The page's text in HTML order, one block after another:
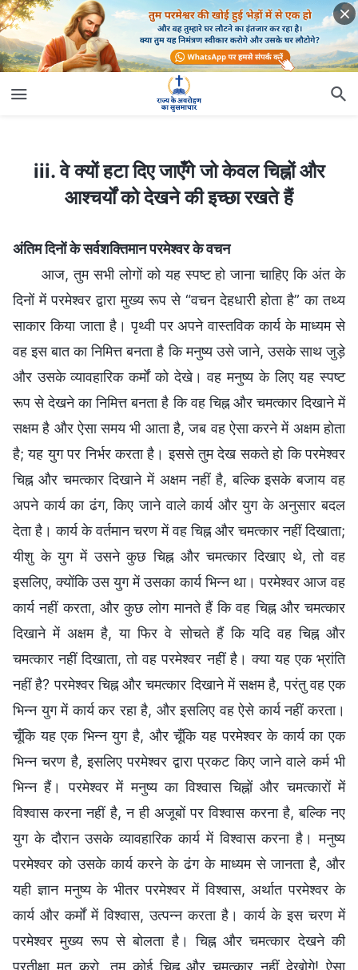
iii. वे क्यों हटा दिए जाएँगे जो केवल चिह्नों और
आश्चर्यों को देखने की इच्छा रखते हैं
अंतिम दिनों के सर्वशक्तिमान परमेश्वर के वचन
आज, तुम सभी लोगों को यह स्पष्ट हो जाना चाहिए कि अंत के
दिनों में परमेश्वर द्वारा मुख्य रूप से “वचन देहधारी होता है” का तथ्य
साकार किया जाता है। पृथ्वी पर अपने वास्तविक कार्य के माध्यम से
वह इस बात का निमित्त बनता है कि मनुष्य उसे जाने, उसके साथ जुड़े
और उसके व्यावहारिक कर्मों को देखे। वह मनुष्य के लिए यह स्पष्ट
रूप से देखने का निमित्त बनता है कि वह चिह्न और चमत्कार दिखाने में
सक्षम है और ऐसा समय भी आता है, जब वह ऐसा करने में अक्षम होता
है; यह युग पर निर्भर करता है। इससे तुम देख सकते हो कि परमेश्वर
चिह्न और चमत्कार दिखाने में अक्षम नहीं है, बल्कि इसके बजाय वह
अपने कार्य का ढंग, किए जाने वाले कार्य और युग के अनुसार बदल
देता है। कार्य के वर्तमान चरण में वह चिह्न और चमत्कार नहीं दिखाता;
यीशु के युग में उसने कुछ चिह्न और चमत्कार दिखाए थे, तो वह
इसलिए, क्योंकि उस युग में उसका कार्य भिन्न था। परमेश्वर आज वह
कार्य नहीं करता, और कुछ लोग मानते हैं कि वह चिह्न और चमत्कार
दिखाने में अक्षम है, या फिर वे सोचते हैं कि यदि वह चिह्न और
चमत्कार नहीं दिखाता, तो वह परमेश्वर नहीं है। क्या यह एक भ्रांति
नहीं है? परमेश्वर चिह्न और चमत्कार दिखाने में सक्षम है, परंतु वह एक
भिन्न युग में कार्य कर रहा है, और इसलिए वह ऐसे कार्य नहीं करता।
चूँकि यह एक भिन्न युग है, और चूँकि यह परमेश्वर के कार्य का एक
भिन्न चरण है, इसलिए परमेश्वर द्वारा प्रकट किए जाने वाले कर्म भी
भिन्न हैं। परमेश्वर में मनुष्य का विश्वास चिह्नों और चमत्कारों में
विश्वास करना नहीं है, न ही अजूबों पर विश्वास करना है, बल्कि नए
युग के दौरान उसके व्यावहारिक कार्य में विश्वास करना है। मनुष्य
परमेश्वर को उसके कार्य करने के ढंग के माध्यम से जानता है, और
यही ज्ञान मनुष्य के भीतर परमेश्वर में विश्वास, अर्थात परमेश्वर के
कार्य और कर्मों में विश्वास, उत्पन्न करता है। कार्य के इस चरण में
परमेश्वर मुख्य रूप से बोलता है। चिह्न और चमत्कार देखने की
प्रतीक्षा मत करो, तुम कोई चिह्न और चमत्कार नहीं देखोगे! ऐसा